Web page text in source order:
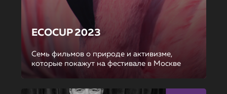
ECOCUP 2023
Семь фильмов о природе и активизме,
которые покажут на фестивале в Москве